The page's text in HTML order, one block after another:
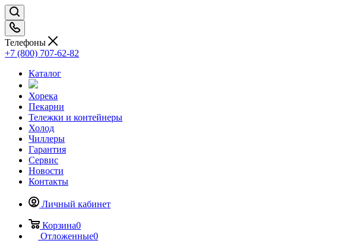
Телефоны
+7 (800) 707-62-82
Каталог
Хорека
Пекарни
Тележки и контейнеры
Холод
Чиллеры
Гарантия
Сервис
Новости
Контакты
Личный кабинет
Корзина0
Отложенные0